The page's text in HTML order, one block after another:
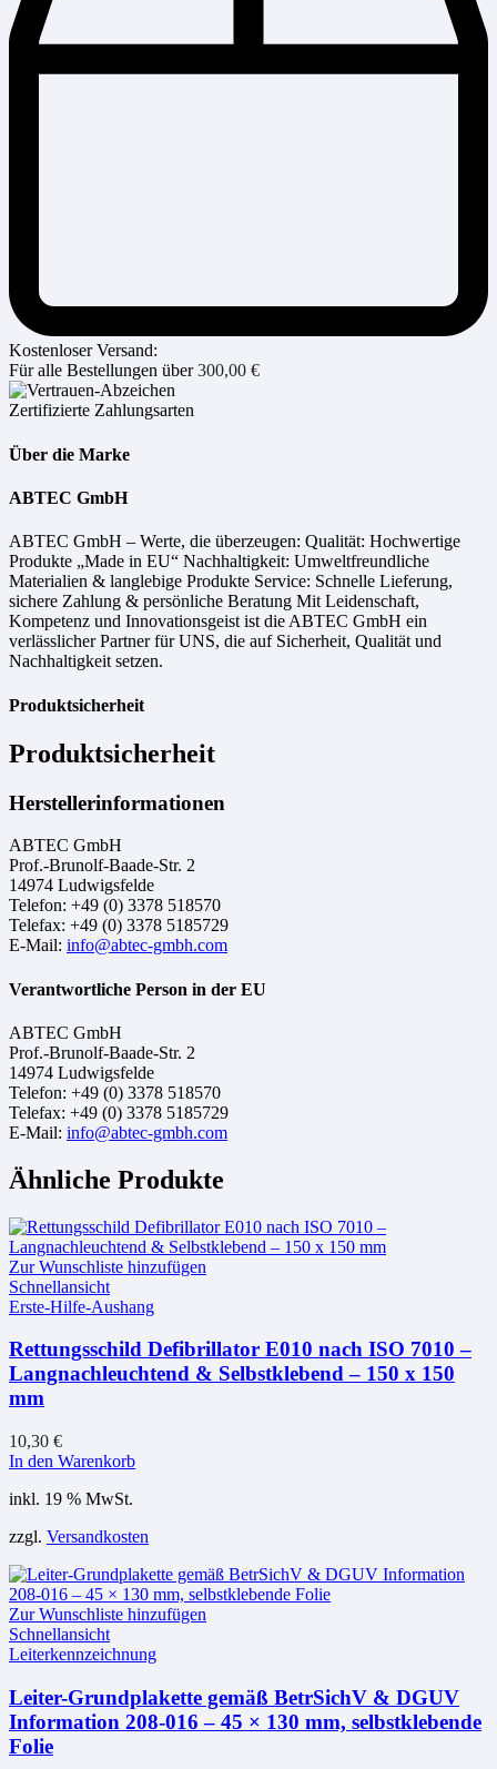
Kostenloser Versand:
Für alle Bestellungen über300,00 €
Zertifizierte Zahlungsarten
Über die Marke
ABTEC GmbH
ABTEC GmbH – Werte, die überzeugen: Qualität: Hochwertige
Produkte „Made in EU“ Nachhaltigkeit: Umweltfreundliche
Materialien & langlebige Produkte Service: Schnelle Lieferung,
sichere Zahlung & persönliche Beratung Mit Leidenschaft,
Kompetenz und Innovationsgeist ist die ABTEC GmbH ein
verlässlicher Partner für UNS, die auf Sicherheit, Qualität und
Nachhaltigkeit setzen.
Produktsicherheit
Produktsicherheit
Herstellerinformationen
ABTEC GmbH
Prof.-Brunolf-Baade-Str. 2
14974 Ludwigsfelde
Telefon: +49 (0) 3378 518570
Telefax: +49 (0) 3378 5185729
E-Mail: info@abtec-gmbh.com
Verantwortliche Person in der EU
ABTEC GmbH
Prof.-Brunolf-Baade-Str. 2
14974 Ludwigsfelde
Telefon: +49 (0) 3378 518570
Telefax: +49 (0) 3378 5185729
E-Mail: info@abtec-gmbh.com
Ähnliche Produkte
Zur Wunschliste hinzufügen
Schnellansicht
Erste-Hilfe-Aushang
Rettungsschild Defibrillator E010 nach ISO 7010 –
Langnachleuchtend & Selbstklebend – 150 x 150
mm
10,30 €
In den Warenkorb
inkl. 19 % MwSt.
zzgl. Versandkosten
Zur Wunschliste hinzufügen
Schnellansicht
Leiterkennzeichnung
Leiter-Grundplakette gemäß BetrSichV & DGUV
Information 208-016 – 45 × 130 mm, selbstklebende
Folie